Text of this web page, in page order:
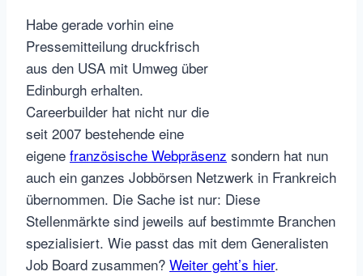
Habe gerade vorhin eine
Pressemitteilung druckfrisch
aus den USA mit Umweg über
Edinburgh erhalten.
Careerbuilder hat nicht nur die
seit 2007 bestehende eine
eigene französische Webpräsenz sondern hat nun
auch ein ganzes Jobbörsen Netzwerk in Frankreich
übernommen. Die Sache ist nur: Diese
Stellenmärkte sind jeweils auf bestimmte Branchen
spezialisiert. Wie passt das mit dem Generalisten
Job Board zusammen? Weiter geht’s hier.